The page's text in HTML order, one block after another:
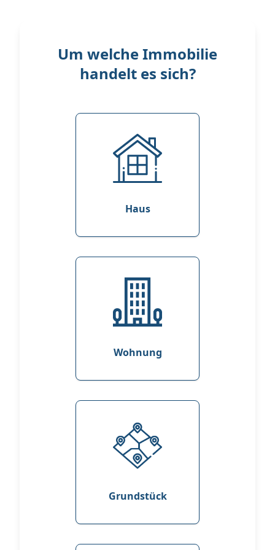
Um welche Immobilie
handelt es sich?
Haus
Wohnung
Grundstück